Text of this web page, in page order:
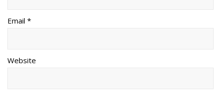
Email *
Website